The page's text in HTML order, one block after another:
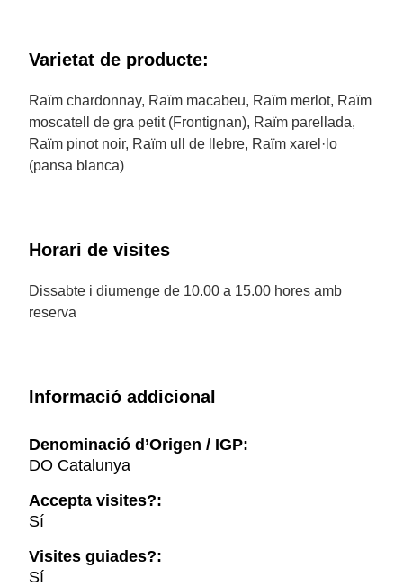
Varietat de producte:
Raïm chardonnay, Raïm macabeu, Raïm merlot, Raïm
moscatell de gra petit (Frontignan), Raïm parellada,
Raïm pinot noir, Raïm ull de llebre, Raïm xarel·lo
(pansa blanca)
Horari de visites
Dissabte i diumenge de 10.00 a 15.00 hores amb
reserva
Informació addicional
Denominació d’Origen / IGP:
DO Catalunya
Accepta visites?:
Sí
Visites guiades?:
Sí